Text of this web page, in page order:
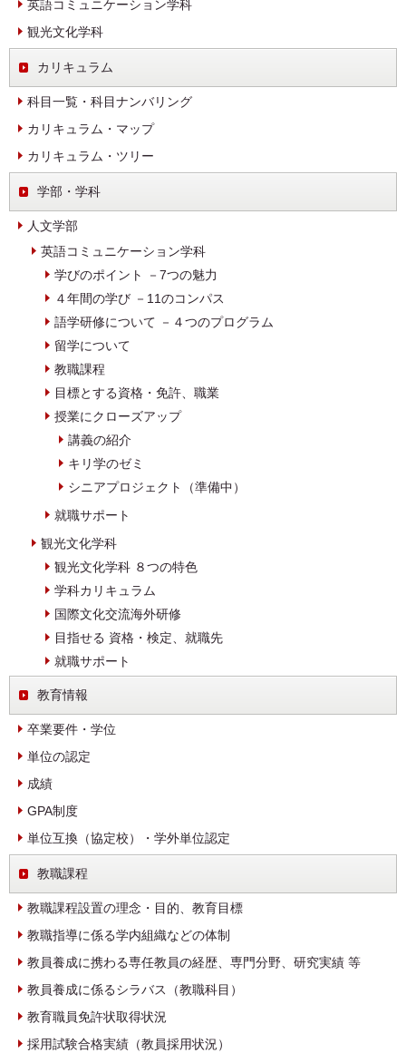
英語コミュニケーション学科
観光文化学科
カリキュラム
科目一覧・科目ナンバリング
カリキュラム・マップ
カリキュラム・ツリー
学部・学科
人文学部
英語コミュニケーション学科
学びのポイント －7つの魅力
４年間の学び －11のコンパス
語学研修について －４つのプログラム
留学について
教職課程
目標とする資格・免許、職業
授業にクローズアップ
講義の紹介
キリ学のゼミ
シニアプロジェクト（準備中）
就職サポート
観光文化学科
観光文化学科 ８つの特色
学科カリキュラム
国際文化交流海外研修
目指せる 資格・検定、就職先
就職サポート
教育情報
卒業要件・学位
単位の認定
成績
GPA制度
単位互換（協定校）・学外単位認定
教職課程
教職課程設置の理念・目的、教育目標
教職指導に係る学内組織などの体制
教員養成に携わる専任教員の経歴、専門分野、研究実績 等
教員養成に係るシラバス（教職科目）
教育職員免許状取得状況
採用試験合格実績（教員採用状況）